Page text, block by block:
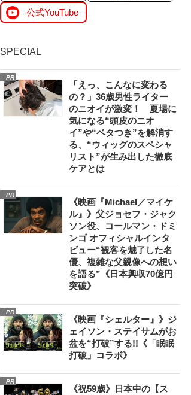
公式YouTube
SPECIAL
PR
「えっ、こんなに変わる
の？」36歳男性ライター
のニオイが激変！ 夏場に
気になる“頭皮のニオ
イ”や“ベタつき”を解消す
る、“ウィッグのスペシャ
リスト”が生み出した徹底
ケアとは
PR
《映画『Michael／マイケ
ル』》父ジョセフ・ジャク
ソン役、コールマン・ドミ
ンゴ オフィシャルインタ
ビュー“観客を魅了した名
優、複雑な父親像への想い
を語る”《日本興収70億円
突破》
PR
《映画『シェルター』》ジ
ェイソン・ステイサムがお
盆を“打破”する!!《「眠眠
打破」コラボ》
PR
《祝59歳》日本中の【ス